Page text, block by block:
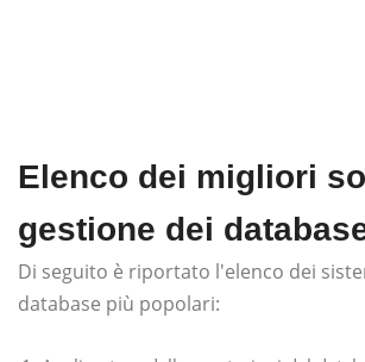
Elenco dei migliori
gestione dei
Di seguito è riportato l'elenco dei
database più popolari: